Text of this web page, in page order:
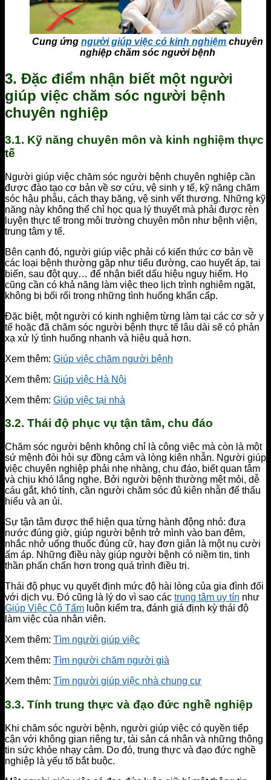
Cung ứng người giúp việc có kinh nghiệm chuyên
nghiệp chăm sóc người bệnh
3. Đặc điểm nhận biết một người
giúp việc chăm sóc người bệnh
chuyên nghiệp
3.1. Kỹ năng chuyên môn và kinh nghiệm thực
tế
Người giúp việc chăm sóc người bệnh chuyên nghiệp cần
được đào tạo cơ bản về sơ cứu, vệ sinh y tế, kỹ năng chăm
sóc hậu phẫu, cách thay băng, vệ sinh vết thương. Những kỹ
năng này không thể chỉ học qua lý thuyết mà phải được rèn
luyện thực tế trong môi trường chuyên môn như bệnh viện,
trung tâm y tế.
Bên cạnh đó, người giúp việc phải có kiến thức cơ bản về
các loại bệnh thường gặp như tiểu đường, cao huyết áp, tai
biến, sau đột quỵ… để nhận biết dấu hiệu nguy hiểm. Họ
cũng cần có khả năng làm việc theo lịch trình nghiêm ngặt,
không bị bối rối trong những tình huống khẩn cấp.
Đặc biệt, một người có kinh nghiệm từng làm tại các cơ sở y
tế hoặc đã chăm sóc người bệnh thực tế lâu dài sẽ có phản
xạ xử lý tình huống nhanh và hiệu quả hơn.
Xem thêm: Giúp việc chăm người bệnh
Xem thêm: Giúp việc Hà Nội
Xem thêm: Giúp việc tại nhà
3.2. Thái độ phục vụ tận tâm, chu đáo
Chăm sóc người bệnh không chỉ là công việc mà còn là một
sứ mệnh đòi hỏi sự đồng cảm và lòng kiên nhẫn. Người giúp
việc chuyên nghiệp phải nhẹ nhàng, chu đáo, biết quan tâm
và chịu khó lắng nghe. Bởi người bệnh thường mệt mỏi, dễ
cáu gắt, khó tính, cần người chăm sóc đủ kiên nhẫn để thấu
hiểu và an ủi.
Sự tận tâm được thể hiện qua từng hành động nhỏ: đưa
nước đúng giờ, giúp người bệnh trở mình vào ban đêm,
nhắc nhở uống thuốc đúng cữ, hay đơn giản là một nụ cười
ấm áp. Những điều này giúp người bệnh có niềm tin, tinh
thần phấn chấn hơn trong quá trình điều trị.
Thái độ phục vụ quyết định mức độ hài lòng của gia đình đối
với dịch vụ. Đó cũng là lý do vì sao các trung tâm uy tín như
Giúp Việc Cô Tấm luôn kiểm tra, đánh giá định kỳ thái độ
làm việc của nhân viên.
Xem thêm: Tìm người giúp việc
Xem thêm: Tìm người chăm người già
Xem thêm: Tìm người giúp việc nhà chung cư
3.3. Tính trung thực và đạo đức nghề nghiệp
Khi chăm sóc người bệnh, người giúp việc có quyền tiếp
cận với không gian riêng tư, tài sản cá nhân và những thông
tin sức khỏe nhạy cảm. Do đó, trung thực và đạo đức nghề
nghiệp là yếu tố bắt buộc.